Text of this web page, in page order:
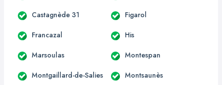
Castagnède 31 Figarol
Francazal His
Marsoulas Montespan
Montgaillard-de-Salies Montsaunès